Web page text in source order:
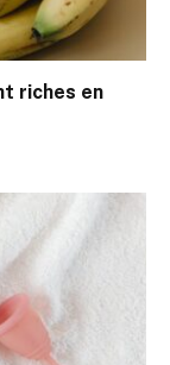
riches en